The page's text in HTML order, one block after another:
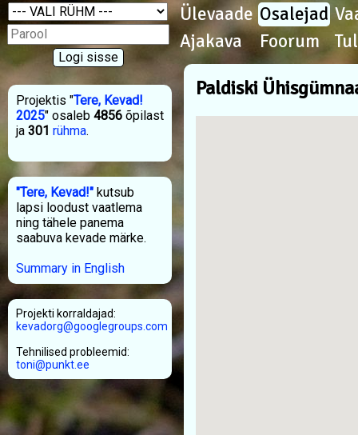
Projektis "Tere, Kevad!
2025" osaleb 4856 õpilast
ja 301 rühma.
"Tere, Kevad!" kutsub
lapsi loodust vaatlema
ning tähele panema
saabuva kevade märke.
Summary in English
Projekti korraldajad:
kevadorg@googlegroups.com
Tehnilised probleemid:
toni@punkt.ee
Ülevaade Osalejad
Ajakava
Foorum
Paldiski